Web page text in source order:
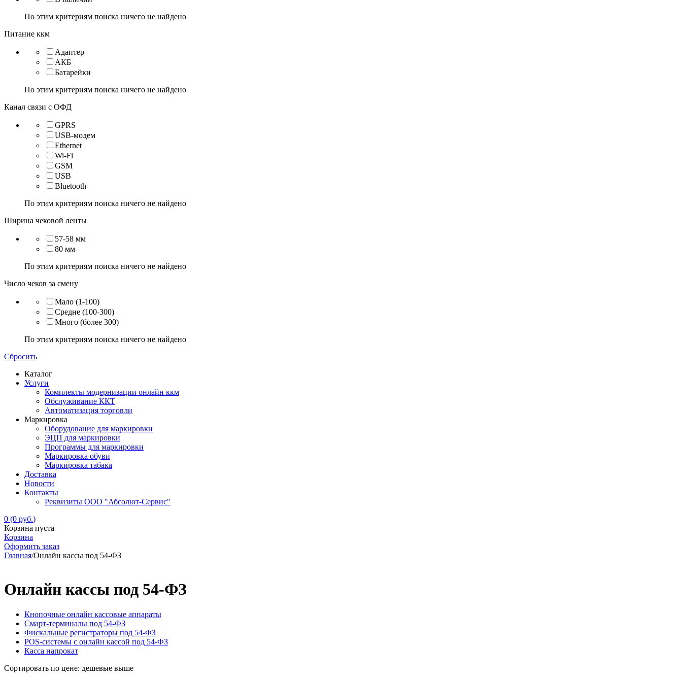
По этим критериям поиска ничего не найдено
Питание ккм
Адаптер
АКБ
Батарейки
По этим критериям поиска ничего не найдено
Канал связи с ОФД
GPRS
USB-модем
Ethernet
Wi-Fi
GSM
USB
Bluetooth
По этим критериям поиска ничего не найдено
Ширина чековой ленты
57-58 мм
80 мм
По этим критериям поиска ничего не найдено
Число чеков за смену
Мало (1-100)
Средне (100-300)
Много (более 300)
По этим критериям поиска ничего не найдено
Сбросить
Каталог
Услуги
Комплекты модернизации онлайн ккм
Обслуживание ККТ
Автоматизация торговли
Маркировка
Оборудование для маркировки
ЭЦП для маркировки
Программы для маркировки
Маркировка обуви
Маркировка табака
Доставка
Новости
Контакты
Реквизиты ООО "Абсолют-Сервис"
0 (0 руб.)
Корзина пуста
Корзина
Оформить заказ
Главная/Онлайн кассы под 54-ФЗ
Онлайн кассы под 54-ФЗ
Кнопочные онлайн кассовые аппараты
Смарт-терминалы под 54-ФЗ
Фискальные регистраторы под 54-ФЗ
POS-системы с онлайн кассой под 54-ФЗ
Касса напрокат
Сортировать по цене: дешевые выше